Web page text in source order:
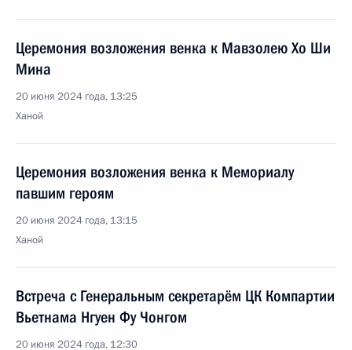
Церемония возложения венка к Мавзолею Хо Ши
Мина
20 июня 2024 года, 13:25
Ханой
Церемония возложения венка к Мемориалу
павшим героям
20 июня 2024 года, 13:15
Ханой
Встреча с Генеральным секретарём ЦК Компартии
Вьетнама Нгуен Фу Чонгом
20 июня 2024 года, 12:30